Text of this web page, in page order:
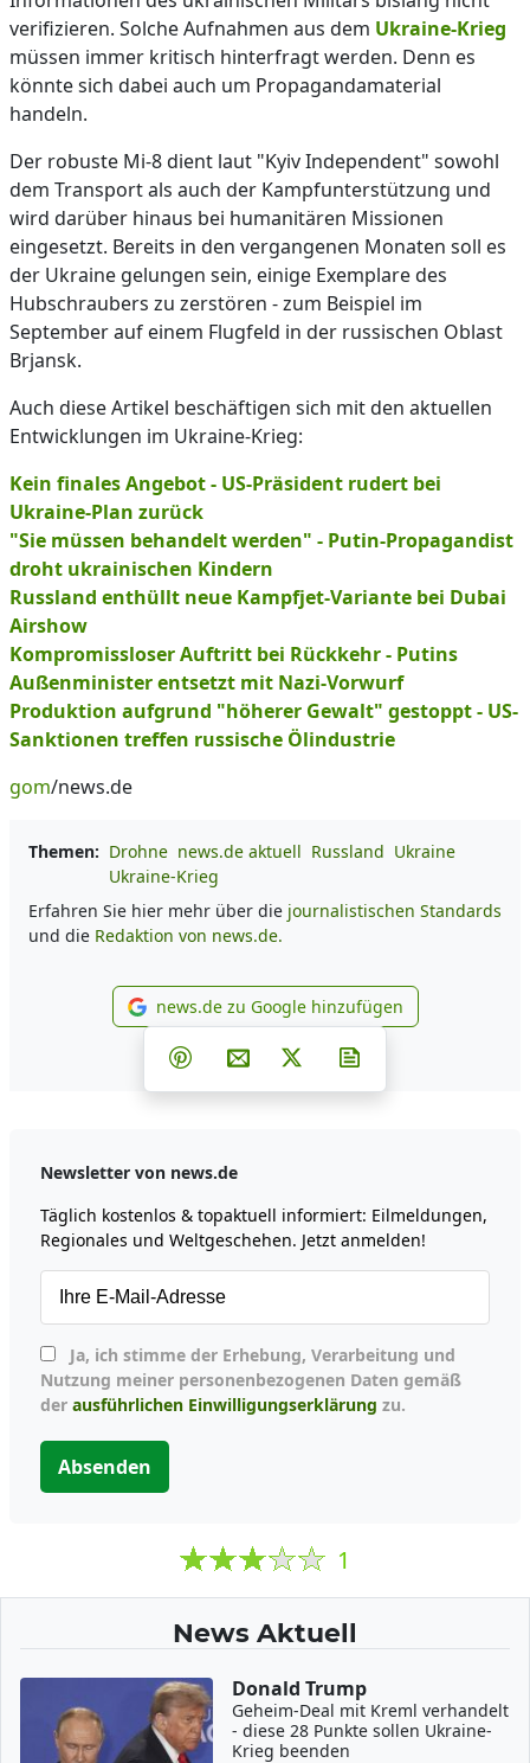
verifizieren. Solche Aufnahmen aus dem Ukraine-Krieg
müssen immer kritisch hinterfragt werden. Denn es
könnte sich dabei auch um Propagandamaterial
handeln.
Der robuste Mi-8 dient laut "Kyiv Independent" sowohl
dem Transport als auch der Kampfunterstützung und
wird darüber hinaus bei humanitären Missionen
eingesetzt. Bereits in den vergangenen Monaten soll es
der Ukraine gelungen sein, einige Exemplare des
Hubschraubers zu zerstören - zum Beispiel im
September auf einem Flugfeld in der russischen Oblast
Brjansk.
Auch diese Artikel beschäftigen sich mit den aktuellen
Entwicklungen im Ukraine-Krieg:
Kein finales Angebot - US-Präsident rudert bei
Ukraine-Plan zurück
"Sie müssen behandelt werden" - Putin-Propagandist
droht ukrainischen Kindern
Russland enthüllt neue Kampfjet-Variante bei Dubai
Airshow
Kompromissloser Auftritt bei Rückkehr - Putins
Außenminister entsetzt mit Nazi-Vorwurf
Produktion aufgrund "höherer Gewalt" gestoppt - US-
Sanktionen treffen russische Ölindustrie
gom/news.de
Themen: Drohne news.de aktuell Russland Ukraine
Ukraine-Krieg
Erfahren Sie hier mehr über die journalistischen Standards
und die Redaktion von news.de.
news.de zu Google
news.de zu Google hinzufügen
Teilen auf Facebook
Teilen auf Whatsapp
Teilen auf Telegram
Teilen auf Pinterest
Per E-Mail teilen
Post auf X
Newsletter von news.de
Täglich kostenlos & topaktuell informiert: Eilmeldungen,
Regionales und Weltgeschehen. Jetzt anmelden!
Nutzung meiner personenbezogenen Daten gemäß
der ausführlichen Einwilligungserklärung zu.
Absenden
1
News Aktuell
Donald Trump
Geheim-Deal mit Kreml verhandelt
- diese 28 Punkte sollen Ukraine-
Krieg beenden